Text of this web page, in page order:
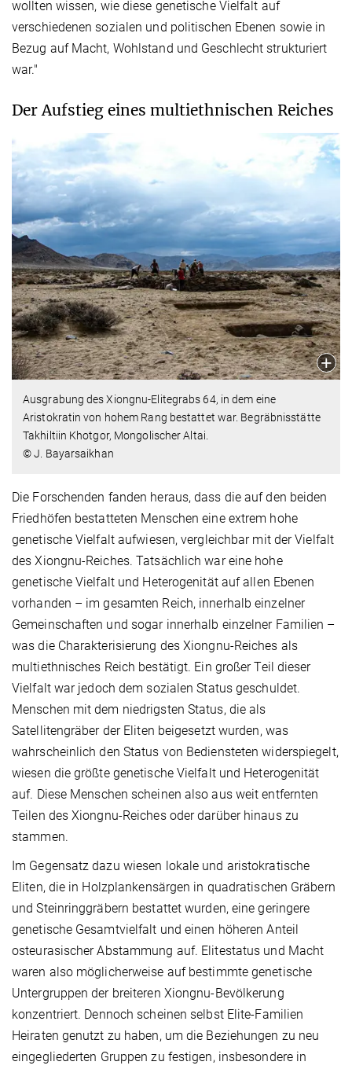
wollten wissen, wie diese genetische Vielfalt auf
verschiedenen sozialen und politischen Ebenen sowie in
Bezug auf Macht, Wohlstand und Geschlecht strukturiert
war."
Der Aufstieg eines multiethnischen Reiches
Ausgrabung des Xiongnu-Elitegrabs 64, in dem eine
Aristokratin von hohem Rang bestattet war. Begräbnisstätte
Takhiltiin Khotgor, Mongolischer Altai.
© J. Bayarsaikhan
Die Forschenden fanden heraus, dass die auf den beiden
Friedhöfen bestatteten Menschen eine extrem hohe
genetische Vielfalt aufwiesen, vergleichbar mit der Vielfalt
des Xiongnu-Reiches. Tatsächlich war eine hohe
genetische Vielfalt und Heterogenität auf allen Ebenen
vorhanden – im gesamten Reich, innerhalb einzelner
Gemeinschaften und sogar innerhalb einzelner Familien –
was die Charakterisierung des Xiongnu-Reiches als
multiethnisches Reich bestätigt. Ein großer Teil dieser
Vielfalt war jedoch dem sozialen Status geschuldet.
Menschen mit dem niedrigsten Status, die als
Satellitengräber der Eliten beigesetzt wurden, was
wahrscheinlich den Status von Bediensteten widerspiegelt,
wiesen die größte genetische Vielfalt und Heterogenität
auf. Diese Menschen scheinen also aus weit entfernten
Teilen des Xiongnu-Reiches oder darüber hinaus zu
stammen.
Im Gegensatz dazu wiesen lokale und aristokratische
Eliten, die in Holzplankensärgen in quadratischen Gräbern
und Steinringgräbern bestattet wurden, eine geringere
genetische Gesamtvielfalt und einen höheren Anteil
osteurasischer Abstammung auf. Elitestatus und Macht
waren also möglicherweise auf bestimmte genetische
Untergruppen der breiteren Xiongnu-Bevölkerung
konzentriert. Dennoch scheinen selbst Elite-Familien
Heiraten genutzt zu haben, um die Beziehungen zu neu
eingegliederten Gruppen zu festigen, insbesondere in